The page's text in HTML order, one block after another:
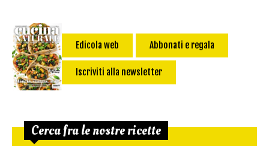
Edicola web Abbonati e regala
Iscriviti alla newsletter
Cerca fra le nostre ricette